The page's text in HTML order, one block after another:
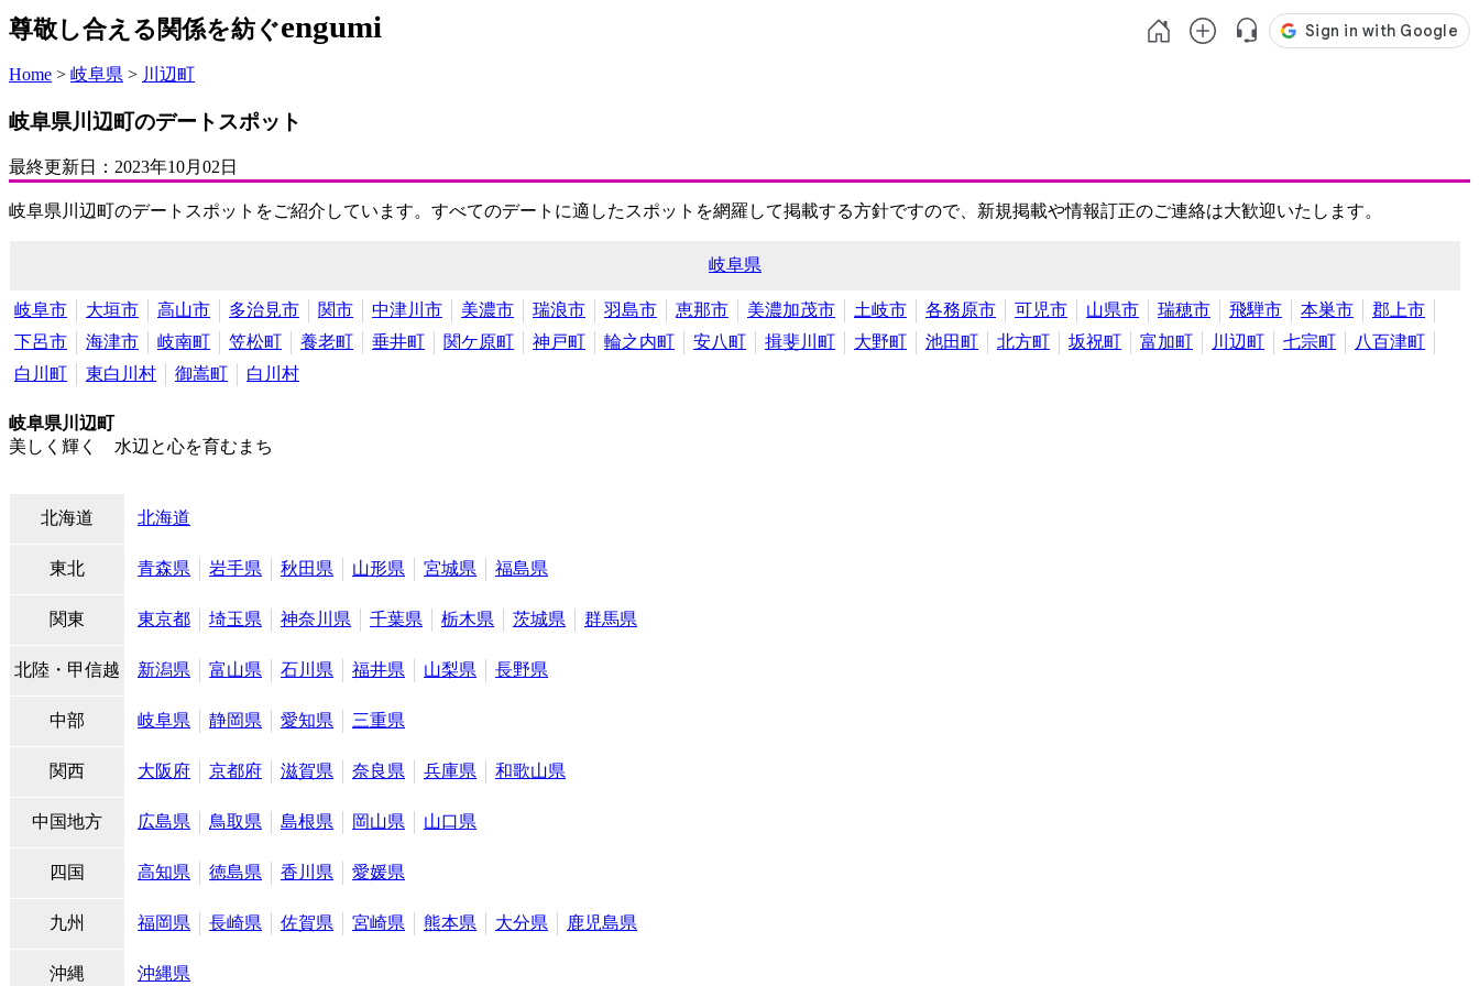
尊敬し合える関係を紡ぐengumi
Home > 岐阜県 > 川辺町
岐阜県川辺町のデートスポット
最終更新日： 2023年10月02日
岐阜県川辺町のデートスポットをご紹介しています。すべてのデートに適したスポットを網羅して掲載する方針ですので、新規掲載や情報訂正のご連絡は大歓迎いたします。
岐阜県
岐阜市 大垣市 高山市 多治見市 関市 中津川市 美濃市 瑞浪市 羽島市 恵那市 美濃加茂市 土岐市 各務原市 可児市 山県市 瑞穂市 飛騨市 本巣市
郡上市
下呂市
海津市 岐南町 笠松町 養老町 垂井町 関ケ原町 神戸町 輪之内町 安八町 揖斐川町 大野町 池田町 北方町 坂祝町 富加町 川辺町 七宗町
八百津町
白川町
東白川村 御嵩町 白川村
岐阜県川辺町
美しく輝く 水辺と心を育むまち
北海道 北海道
東北 青森県 岩手県 秋田県 山形県 宮城県 福島県
関東 東京都 埼玉県 神奈川県 千葉県 栃木県 茨城県 群馬県
北陸・甲信越 新潟県 富山県 石川県 福井県 山梨県 長野県
中部 岐阜県 静岡県 愛知県 三重県
関西 大阪府 京都府 滋賀県 奈良県 兵庫県 和歌山県
中国地方 広島県 鳥取県 島根県 岡山県 山口県
四国 高知県 徳島県 香川県 愛媛県
九州 福岡県 長崎県 佐賀県 宮崎県 熊本県 大分県 鹿児島県
沖縄 沖縄県